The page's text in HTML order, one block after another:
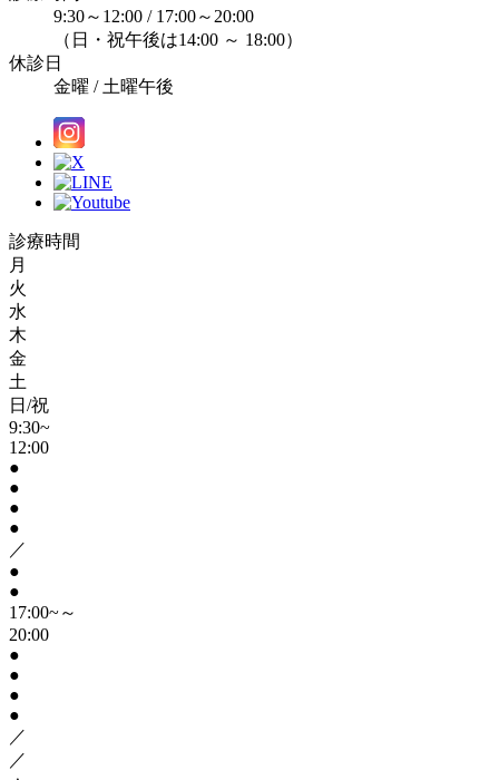
9:30～12:00 / 17:00～20:00
（日・祝午後は14:00 ～ 18:00）
休診日
金曜 / 土曜午後
診療時間
月
火
水
木
金
土
日/祝
9:30~
12:00
●
●
●
●
／
●
●
17:00~～
20:00
●
●
●
●
／
／